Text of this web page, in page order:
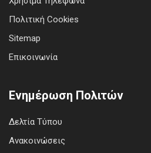
Πολιτική Cookies
Sitemap
Επικοινωνία
Ενημέρωση Πολιτών
Δελτία Τύπου
Ανακοινώσεις